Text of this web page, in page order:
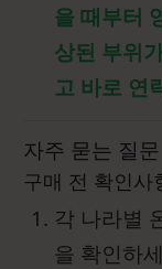
을 때부터
상된 부위
고 바로 연
자주 묻는 질문
구매 전 확인사
각 나라별
을 확인하